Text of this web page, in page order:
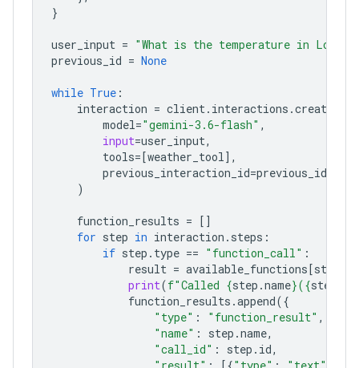
user_input = "What is the temperature in
previous_id = None
while True
interaction = client.interactions.create
model="gemini-3.6-flash"
input=user_input
tools=[weather_tool
previous_interaction_id=previous_id
function_results =
for step in interaction.steps
if step.type == "function_call"
result = available_functions[
print(f"Called {step.name}({step
function_results.append({
"type"
: "function_result"
"name"
: step.name
"call_id"
: step.id